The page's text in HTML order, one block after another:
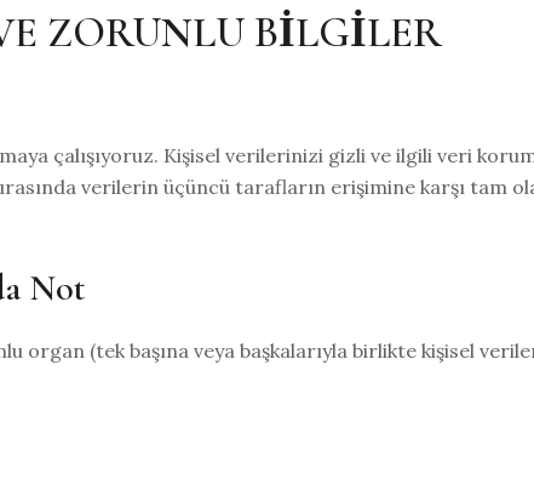
ZORUNLU BİLGİLER
çalışıyoruz. Kişisel verilerinizi gizli ve ilgili veri
verilerin üçüncü tarafların erişimine karşı tam
Not
organ (tek başına veya başkalarıyla birlikte kişisel